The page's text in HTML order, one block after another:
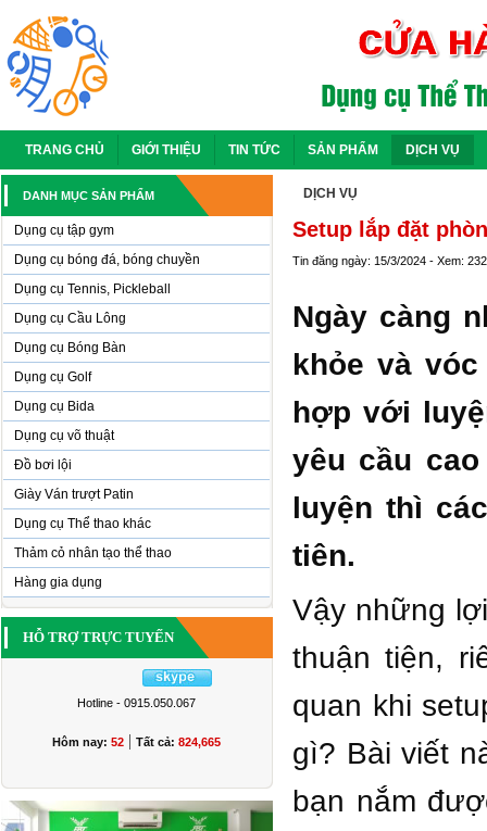
TRANG CHỦ GIỚI THIỆU TIN TỨC SẢN PHẨM DỊCH VỤ
DANH MỤC SẢN PHẨM
Dụng cụ tập gym
Dụng cụ bóng đá, bóng chuyền
Dụng cụ Tennis, Pickleball
Dụng cụ Cầu Lông
Dụng cụ Bóng Bàn
Dụng cụ Golf
Dụng cụ Bida
Dụng cụ võ thuật
Đồ bơi lội
Giày Ván trượt Patin
Dụng cụ Thể thao khác
Thảm cỏ nhân tạo thể thao
Hàng gia dụng
HỖ TRỢ TRỰC TUYẾN
Hotline - 0915.050.067
Hôm nay: 52 | Tất cả: 824,665
DỊCH VỤ
Setup lắp đặt
Tin đăng ngày: 15/3/2024 - Xem:
Ngày càng
khỏe và
hợp với
yêu cầu
luyện thì
tiên.
Vậy những
thuận tiện,
quan khi
gì? Bài viết
bạn nắm